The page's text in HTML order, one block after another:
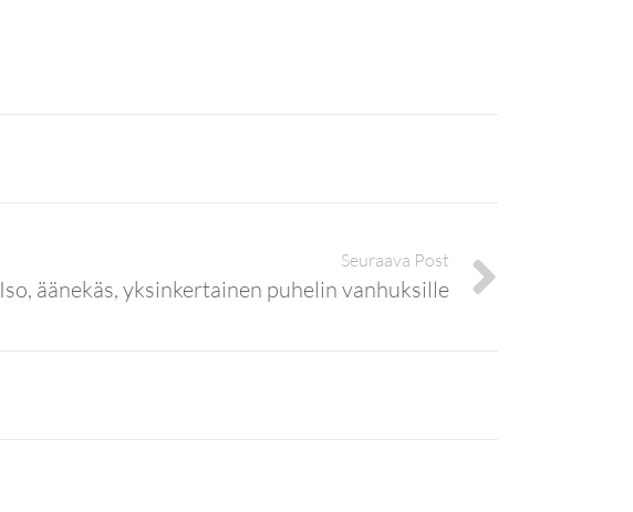
Seuraava Post
Iso, äänekäs, yksinkertainen puhelin vanhuksille